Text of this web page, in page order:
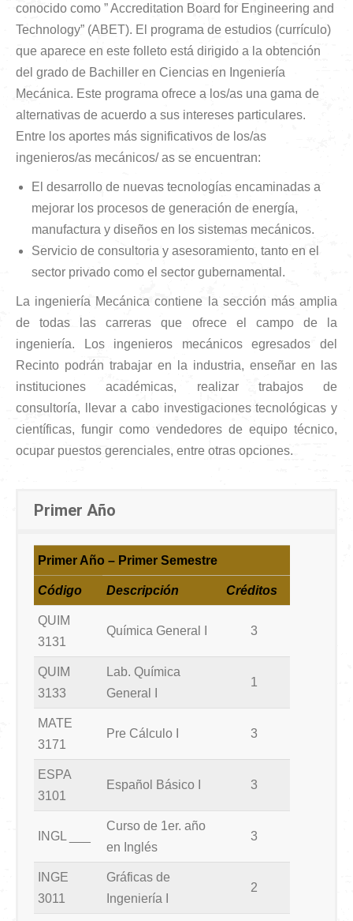
conocido como ” Accreditation Board for Engineering and
Technology” (ABET). El programa de estudios (currículo)
que aparece en este folleto está dirigido a la obtención
del grado de Bachiller en Ciencias en Ingeniería
Mecánica. Este programa ofrece a los/as una gama de
alternativas de acuerdo a sus intereses particulares.
Entre los aportes más significativos de los/as
ingenieros/as mecánicos/ as se encuentran:
El desarrollo de nuevas tecnologías encaminadas a
mejorar los procesos de generación de energía,
manufactura y diseños en los sistemas mecánicos.
Servicio de consultoria y asesoramiento, tanto en el
sector privado como el sector gubernamental.
La ingeniería Mecánica contiene la sección más amplia
de todas las carreras que ofrece el campo de la
ingeniería. Los ingenieros mecánicos egresados del
Recinto podrán trabajar en la industria, enseñar en las
instituciones académicas, realizar trabajos de
consultoría, llevar a cabo investigaciones tecnológicas y
científicas, fungir como vendedores de equipo técnico,
ocupar puestos gerenciales, entre otras opciones.
Primer Año
Primer Año – Primer Semestre
Código Descripción Créditos
QUIM
3131
Química General I 3
QUIM
3133
Lab. Química
General I
1
MATE
3171
Pre Cálculo I 3
ESPA
3101
Español Básico I 3
INGL ___
Curso de 1er. año
en Inglés
3
INGE
3011
Gráficas de
Ingeniería I
2